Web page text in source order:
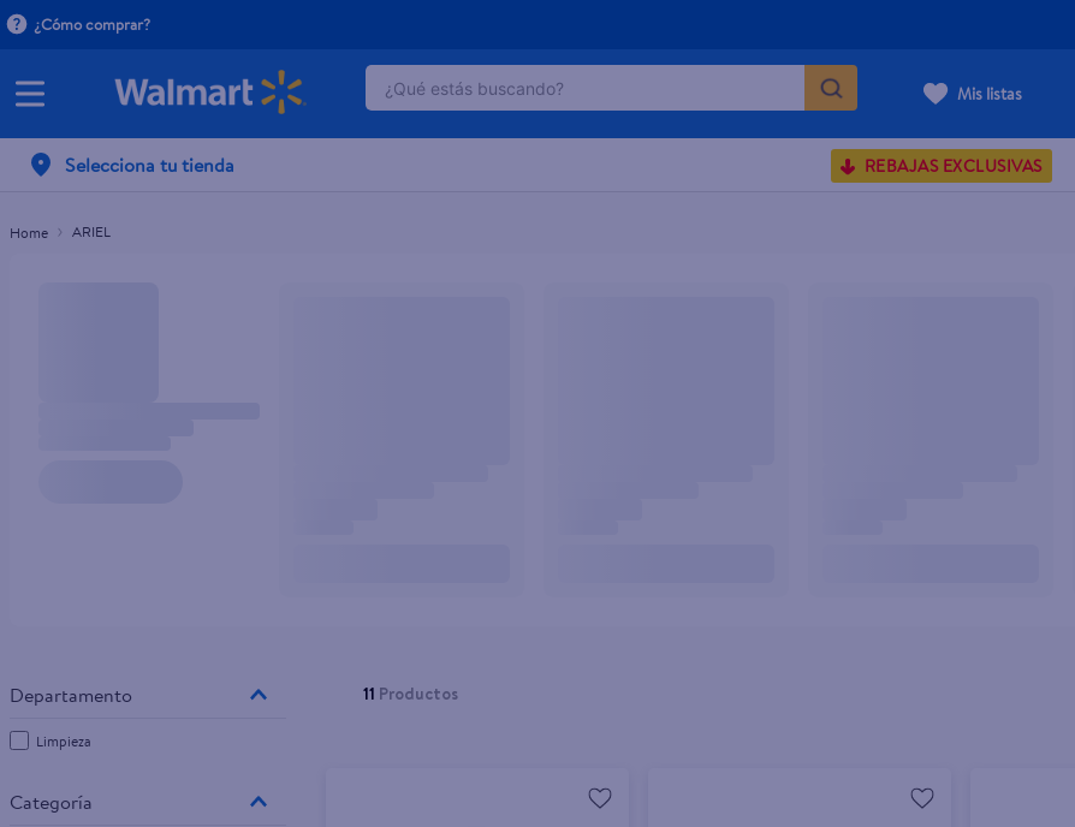
¿Cómo comprar?
¿Qué estás buscando?
Mis listas
Selecciona tu tienda REBAJAS EXCLUSIVAS
ARIEL
Limpieza
11 Productos
TÉRMINOS MÁS BUSCADOS